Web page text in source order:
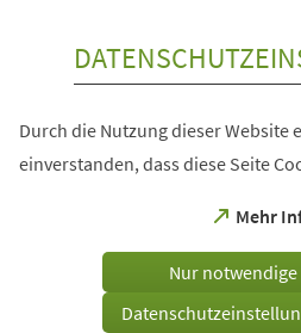
Durch die Nutzung dieser Website
einverstanden, dass diese Seite
Mehr
(Öffnet
einem
Tab)
Nur notwendige